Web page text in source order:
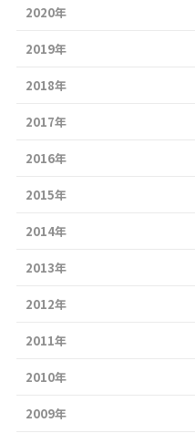
2020年
2019年
2018年
2017年
2016年
2015年
2014年
2013年
2012年
2011年
2010年
2009年